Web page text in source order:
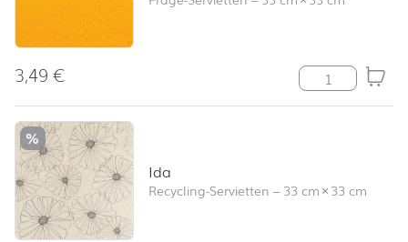
3,49€ Relax mustard
%
Ida
Recycling-Servietten –33 cm×33 cm